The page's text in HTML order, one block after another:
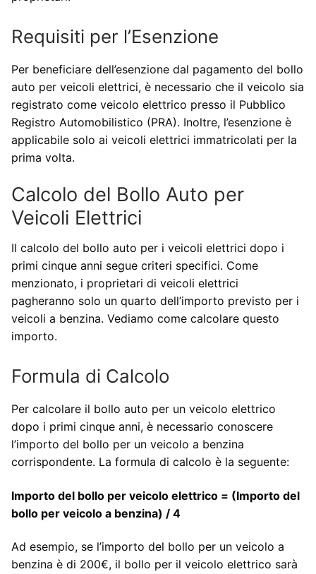
Requisiti per l’Esenzione
Per beneficiare dell’esenzione dal pagamento del bollo
auto per veicoli elettrici, è necessario che il veicolo sia
registrato come veicolo elettrico presso il Pubblico
Registro Automobilistico (PRA). Inoltre, l’esenzione è
applicabile solo ai veicoli elettrici immatricolati per la
prima volta.
Calcolo del Bollo Auto per
Veicoli Elettrici
Il calcolo del bollo auto per i veicoli elettrici dopo i
primi cinque anni segue criteri specifici. Come
menzionato, i proprietari di veicoli elettrici
pagheranno solo un quarto dell’importo previsto per i
veicoli a benzina. Vediamo come calcolare questo
importo.
Formula di Calcolo
Per calcolare il bollo auto per un veicolo elettrico
dopo i primi cinque anni, è necessario conoscere
l’importo del bollo per un veicolo a benzina
corrispondente. La formula di calcolo è la seguente:
Importo del bollo per veicolo elettrico = (Importo del
bollo per veicolo a benzina) / 4
Ad esempio, se l’importo del bollo per un veicolo a
benzina è di 200€, il bollo per il veicolo elettrico sarà